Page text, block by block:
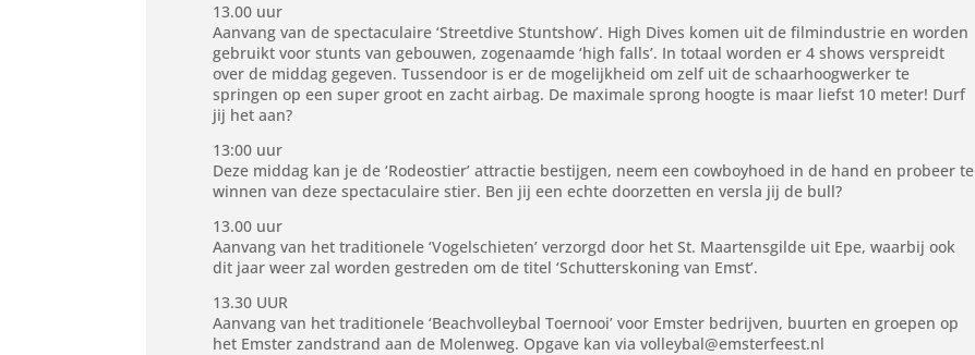
13.00 uur
Aanvang van de spectaculaire ‘Streetdive Stuntshow’. High Dives komen uit de filmindustrie en worden
gebruikt voor stunts van gebouwen, zogenaamde ‘high falls’. In totaal worden er 4 shows verspreidt
over de middag gegeven. Tussendoor is er de mogelijkheid om zelf uit de schaarhoogwerker te
springen op een super groot en zacht airbag. De maximale sprong hoogte is maar liefst 10 meter! Durf
jij het aan?
13:00 uur
Deze middag kan je de ‘Rodeostier’ attractie bestijgen, neem een cowboyhoed in de hand en probeer te
winnen van deze spectaculaire stier. Ben jij een echte doorzetten en versla jij de bull?
13.00 uur
Aanvang van het traditionele ‘Vogelschieten’ verzorgd door het St. Maartensgilde uit Epe, waarbij ook
dit jaar weer zal worden gestreden om de titel ‘Schutterskoning van Emst’.
13.30 UUR
Aanvang van het traditionele ‘Beachvolleybal Toernooi’ voor Emster bedrijven, buurten en groepen op
het Emster zandstrand aan de Molenweg. Opgave kan via volleybal@emsterfeest.nl